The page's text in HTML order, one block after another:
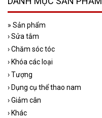
» Sản phẩm
›Sửa tắm
›Chăm sóc tóc
› Khóa các loại
›Tượng
› Dụng cụ thể thao nam
›Giảm cân
› Khác